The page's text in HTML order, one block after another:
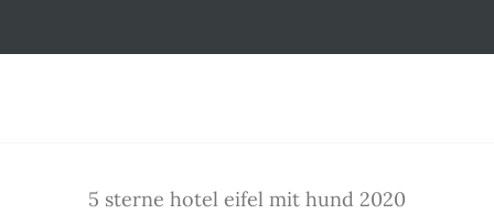
5 sterne hotel eifel mit hund 2020